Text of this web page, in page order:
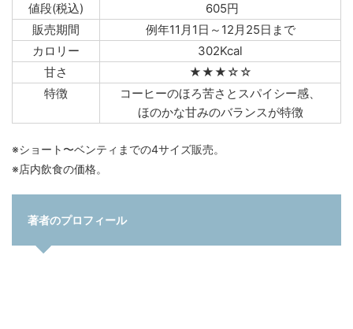
値段(税込)
605円
販売期間
例年11月1日～12月25日まで
カロリー
302Kcal
甘さ
★★★☆☆
特徴
コーヒーのほろ苦さとスパイシー感、
ほのかな甘みのバランスが特徴
※ショート〜ベンティまでの4サイズ販売。
※店内飲食の価格。
著者のプロフィール